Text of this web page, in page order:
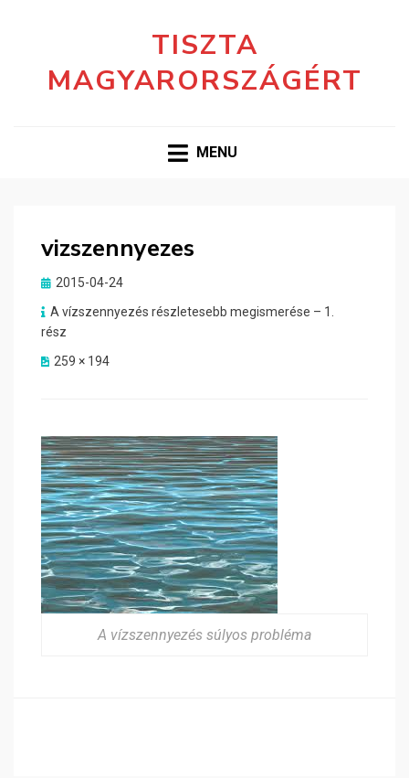
TISZTA
MAGYARORSZÁGÉRT
MENU
vizszennyezes
Posted
2015-04-24
A vízszennyezés részletesebb megismerése – 1.
rész
259 × 194
A vízszennyezés súlyos probléma